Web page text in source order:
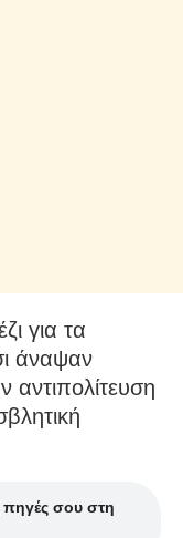
για τα
άναψαν
αντιπολίτευση
σου στη